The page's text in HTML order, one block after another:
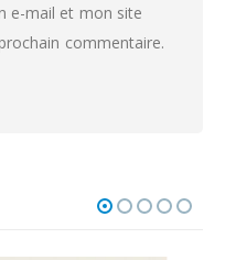
e-mail et mon site
commentaire.